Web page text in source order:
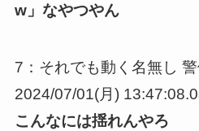
w」なやつやん
7：それでも動く名無し 警
2024/07/01(月)
こんなには揺れんやろ